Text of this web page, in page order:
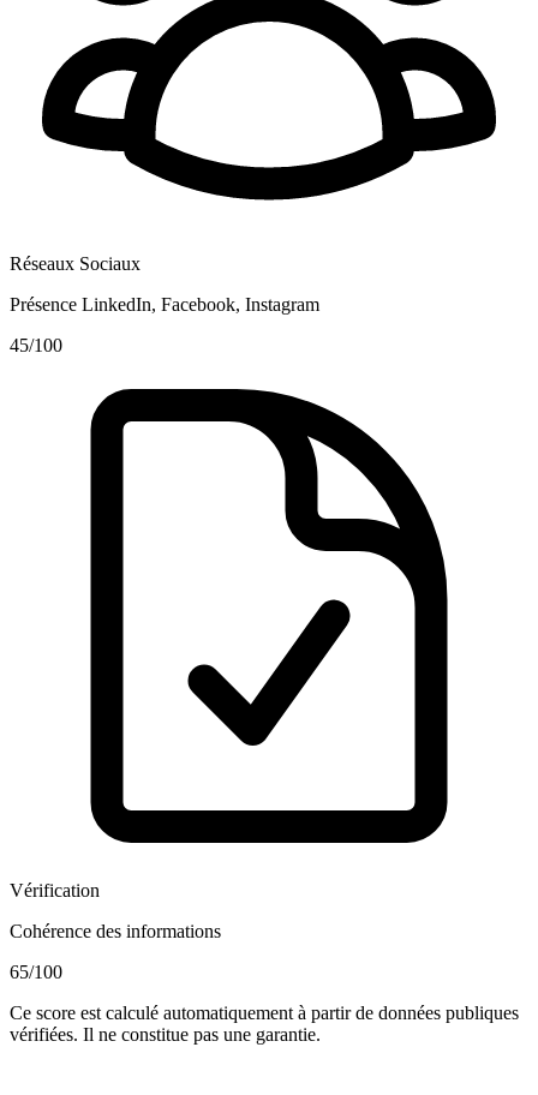
Réseaux Sociaux
Présence LinkedIn, Facebook, Instagram
45/100
Vérification
Cohérence des informations
65/100
Ce score est calculé automatiquement à partir de données publiques
vérifiées. Il ne constitue pas une garantie.